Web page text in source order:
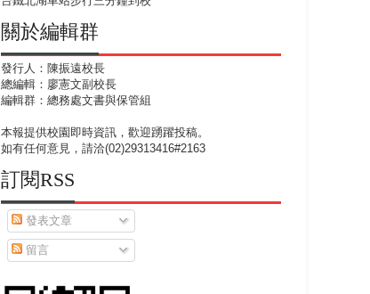
關於編輯群
發行人：陳振遠校長
總編輯：廖憲文副校長
編輯群：總務處文書與保管組
本報提供校園即時資訊，歡迎踴躍投稿。
如有任何意見，請洽(02)29313416#2163
訂閱RSS
發表文章
留言